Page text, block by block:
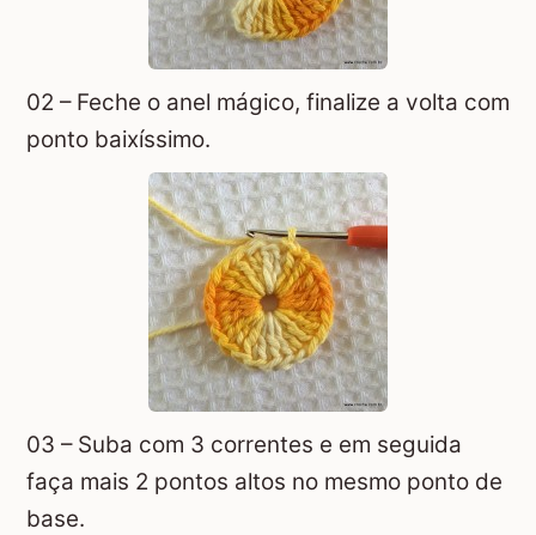
02 – Feche o anel mágico, finalize a volta com
ponto baixíssimo.
03 – Suba com 3 correntes e em seguida
faça mais 2 pontos altos no mesmo ponto de
base.